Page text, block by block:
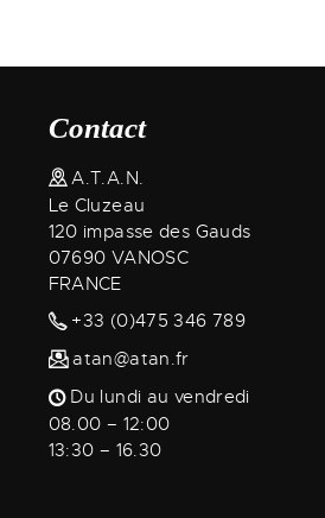
Contact
A.T.A.N.
Le Cluzeau
120 impasse des Gauds
07690 VANOSC
FRANCE
+33 (0)475 346 789
atan@atan.fr
Du lundi au vendredi
08.00 – 12:00
13:30 – 16.30